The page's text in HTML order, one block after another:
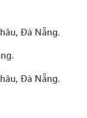
Đà Nẵng.
Đà Nẵng.